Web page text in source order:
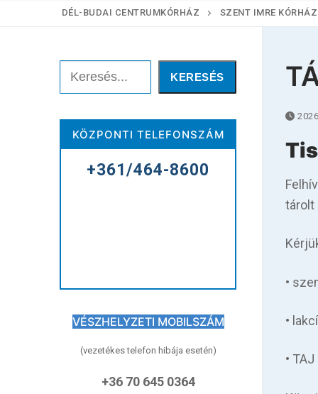
Főoldal
Közérdekű adatok
Hírek
DÉL-BUDAI CENTRUMKÓRHÁZ SZENT IMRE KÓRHÁZ
Keresés KERESÉS
KÖZPONTI TELEFONSZÁM
+361/464-8600
VÉSZHELYZETI MOBILSZÁM
(vezetékes telefon hibája esetén)
+36 70 645 0364
tárolt
•
•
•